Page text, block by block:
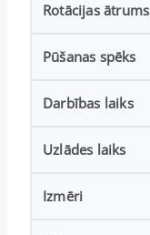
Rotācijas ātrums
Pūšanas spēks
Darbības laiks
Uzlādes laiks
Izmēri